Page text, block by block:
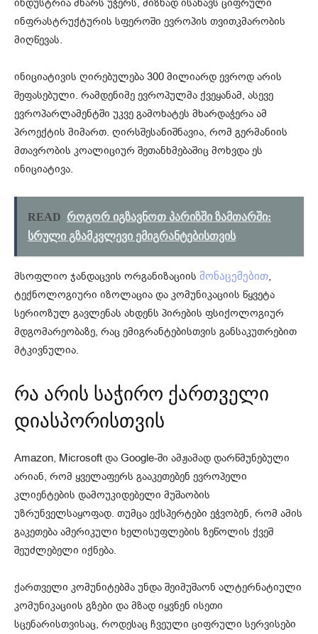
ინფრასტრუქტურის სფეროში ევროპის თვითკმარობის
მიღწევას.
ინიციატივის ღირებულება 300 მილიარდ ევროდ არის
შეფასებული. რამდენიმე ევროპულმა ქვეყანამ, ასევე
ევროპარლამენტში უკვე გამოხატეს მხარდაჭერა ამ
პროექტის მიმართ. ღირსშესანიშნავია, რომ გერმანიის
მთავრობის კოალიციურ შეთანხმებაშიც მოხვდა ეს
ინიციატივა.
READ როგორ იგზავნოთ პარიზში ზამთარში:
სრული გზამკვლევი ემიგრანტებისთვის
მსოფლიო ჯანდაცვის ორგანიზაციის მონაცემებით,
ტექნოლოგიური იზოლაცია და კომუნიკაციის წყვეტა
სერიოზულ გავლენას ახდენს პირების ფსიქოლოგიურ
მდგომარეობაზე, რაც ემიგრანტებისთვის განსაკუთრებით
მტკივნულია.
რა არის საჭირო ქართველი
დიასპორისთვის
Amazon, Microsoft და Google-ში ამჟამად დარწმუნებული
არიან, რომ ყველაფერს გააკეთებენ ევროპელი
კლიენტების დამოუკიდებელი მუშაობის
უზრუნველსაყოფად. თუმცა ექსპერტები ეჭვობენ, რომ ამის
გაკეთება ამერიკული ხელისუფლების ზეწოლის ქვეშ
შეუძლებელი იქნება.
ქართველი კომუნიტებმა უნდა შეიმუშაონ ალტერნატიული
კომუნიკაციის გზები და მზად იყვნენ ისეთი
სცენარისთვისაც, როდესაც ჩვეული ციფრული სერვისები